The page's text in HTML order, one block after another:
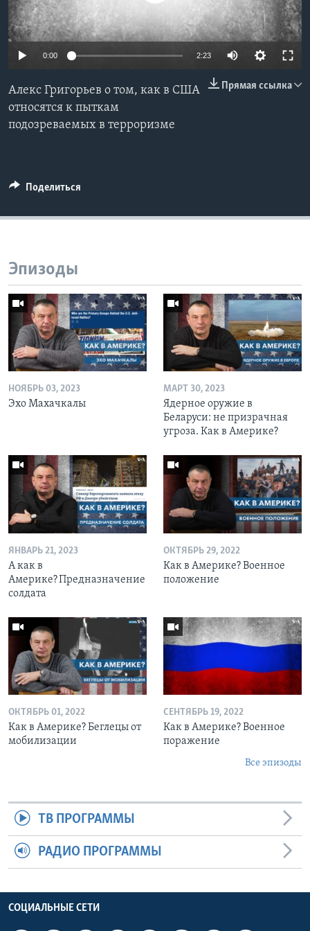
Learning English
СОЦИАЛЬНЫЕ СЕТИ
Языки
0:00 2:23
Прямая ссылка
Алекс Григорьев о том, как в США
относятся к пыткам
подозреваемых в терроризме
Поделиться
Эпизоды
НОЯБРЬ 03, 2023
Эхо Махачкалы
МАРТ 30, 2023
Ядерное оружие в
Беларуси: не призрачная
угроза. Как в Америке?
ЯНВАРЬ 21, 2023
А как в
Америке? Предназначение
солдата
ОКТЯБРЬ 29, 2022
Как в Америке? Военное
положение
ОКТЯБРЬ 01, 2022
Как в Америке? Беглецы от
мобилизации
СЕНТЯБРЬ 19, 2022
Как в Америке? Военное
поражение
Все эпизоды
ТВ ПРОГРАММЫ
РАДИО ПРОГРАММЫ
СОЦИАЛЬНЫЕ СЕТИ